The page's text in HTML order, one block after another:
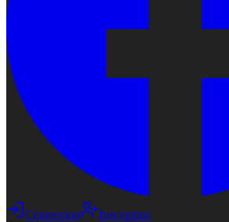
Connexion Inscription